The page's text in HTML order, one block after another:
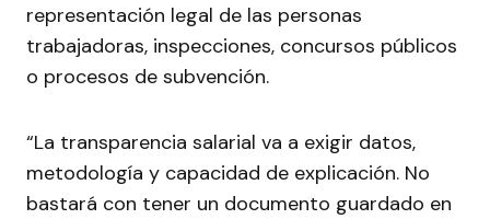
representación legal de las personas
trabajadoras, inspecciones, concursos públicos
o procesos de subvención.
“La transparencia salarial va a exigir datos,
metodología y capacidad de explicación. No
bastará con tener un documento guardado en